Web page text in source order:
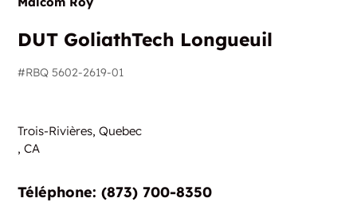
DUT GoliathTech Longueuil
#RBQ 5602-2619-01
Trois-Rivières, Quebec
,CA
Téléphone: (873) 700-8350